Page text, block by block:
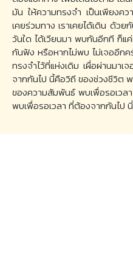
มัน ให้ความทรงจำ เป็นเพียงคว
เคยร่วมทาง เราเคยได้เดิน ด้ว
วันใด ได้เวียนมา พบกันอีกที ก็แค่
กันฟัง หรือหากไม่พบ ไม่เจออีกค
ทรงจำไว้ที่แห่งเดิม เผื่อผ่านมา
จากกันไป นี้คือวิถี ของช่วงชีวิต
ของความสัมพันธ์ พบเพื่อรอเวล
พบเพื่อรอเวลา ที่ต้องจากกันไป